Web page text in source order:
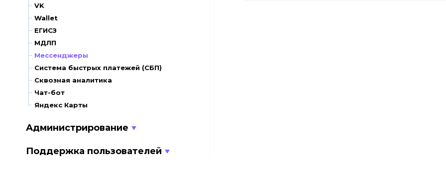
VK
Wallet
ЕГИСЗ
МДЛП
Мессенджеры
Система быстрых платежей (СБП)
Сквозная аналитика
Чат-бот
Яндекс Карты
Администрирование
Поддержка пользователей